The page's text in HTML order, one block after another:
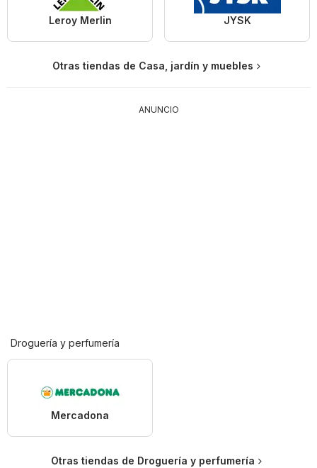
Leroy Merlin JYSK
Otras tiendas de Casa, jardín y muebles
ANUNCIO
Droguería y perfumería
Mercadona
Otras tiendas de Droguería y perfumería